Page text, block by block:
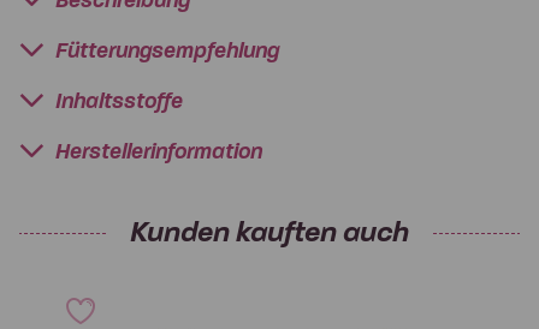
Fütterungsempfehlung
Inhaltsstoffe
Herstellerinformation
Kunden kauften auch